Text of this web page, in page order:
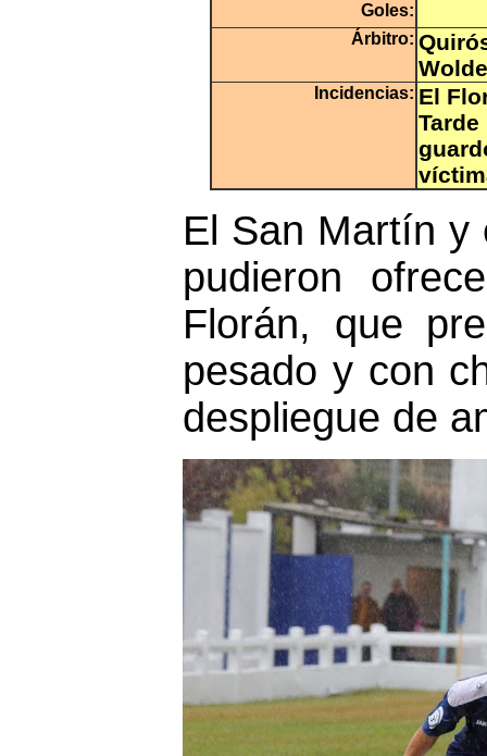
Goles:
Árbitro:
Incidencias: El
El San Martín y
pudieron
Florán, que
pesado y con
despliegue de